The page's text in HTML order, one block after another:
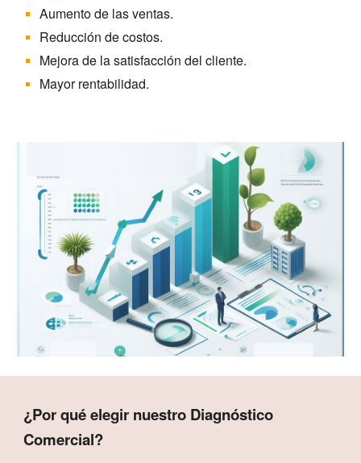
Aumento de las ventas.
Reducción de costos.
Mejora de la satisfacción del cliente.
Mayor rentabilidad.
¿Por qué elegir nuestro Diagnóstico
Comercial?